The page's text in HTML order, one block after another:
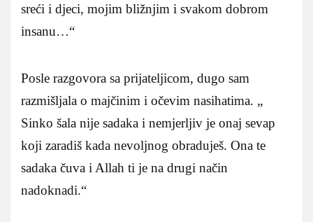
sreći i djeci, mojim bližnjim i svakom dobrom
insanu…“
Posle razgovora sa prijateljicom, dugo sam
razmišljala o majčinim i očevim nasihatima. „
Sinko šala nije sadaka i nemjerljiv je onaj sevap
koji zaradiš kada nevoljnog obraduješ. Ona te
sadaka čuva i Allah ti je na drugi način
nadoknadi.“